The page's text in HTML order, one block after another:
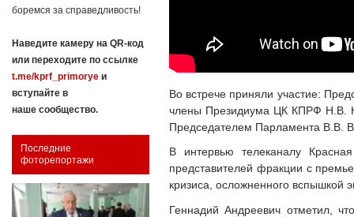
боремся за справедливость!
Наведите камеру на QR-код
или переходите по ссылке
t.me/kprf_primorye и
вступайте в
наше сообщество.
Последние
фоторепортажи
Во встрече приняли участие:
члены Президиума ЦК КПРФ Н.В.
Председателем Парламента В.В.
В интервью телеканалу
представителей фракции с
кризиса, осложненного вспышкой
Геннадий Андреевич отметил,